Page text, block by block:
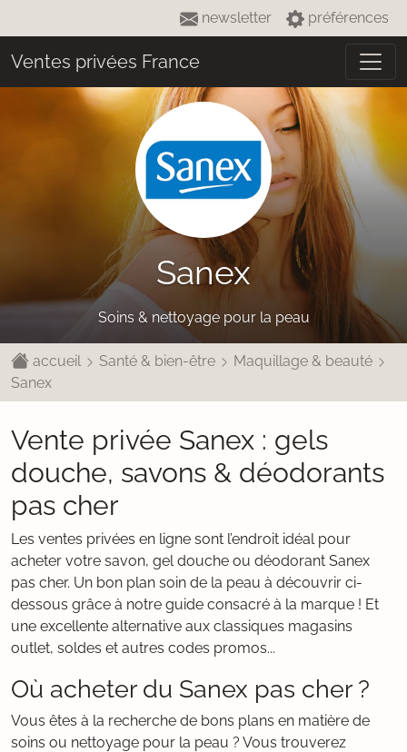
newsletter préférences
Ventes privées France
Sanex
Soins & nettoyage pour la peau
accueil Santé & bien-être
Maquillage & beauté
Sanex
Vente privée Sanex : gels
douche, savons & déodorants
pas cher
Les ventes privées en ligne sont l’endroit idéal pour
acheter votre savon, gel douche ou déodorant Sanex
pas cher. Un bon plan soin de la peau à découvrir ci-
dessous grâce à notre guide consacré à la marque ! Et
une excellente alternative aux classiques magasins
outlet, soldes et autres codes promos...
Où acheter du Sanex pas cher ?
Vous êtes à la recherche de bons plans en matière de
soins ou nettoyage pour la peau ? Vous trouverez